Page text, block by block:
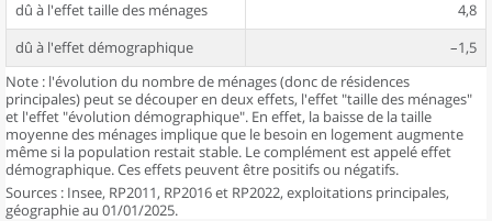
dû à l'effet taille des ménages
4,8
dû à l'effet démographique
–1,5
Note : l'évolution du nombre de ménages (donc de résidences
principales) peut se découper en deux effets, l'effet "taille des ménages"
et l'effet "évolution démographique". En effet, la baisse de la taille
moyenne des ménages implique que le besoin en logement augmente
même si la population restait stable. Le complément est appelé effet
démographique. Ces effets peuvent être positifs ou négatifs.
Sources : Insee, RP2011, RP2016 et RP2022, exploitations principales,
géographie au 01/01/2025.